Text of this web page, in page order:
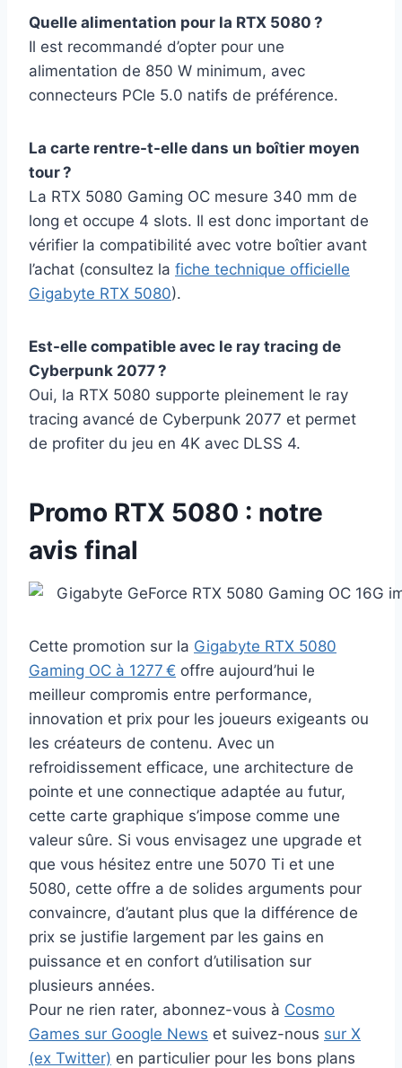
Quelle alimentation pour la RTX 5080 ?
Il est recommandé d’opter pour une
alimentation de 850 W minimum, avec
connecteurs PCIe 5.0 natifs de préférence.
La carte rentre-t-elle dans un boîtier moyen
tour ?
La RTX 5080 Gaming OC mesure 340 mm de
long et occupe 4 slots. Il est donc important de
vérifier la compatibilité avec votre boîtier avant
l’achat (consultez la fiche technique officielle
Gigabyte RTX 5080).
Est-elle compatible avec le ray tracing de
Cyberpunk 2077 ?
Oui, la RTX 5080 supporte pleinement le ray
tracing avancé de Cyberpunk 2077 et permet
de profiter du jeu en 4K avec DLSS 4.
Promo RTX 5080 : notre
avis final
Cette promotion sur la Gigabyte RTX 5080
Gaming OC à 1277 € offre aujourd’hui le
meilleur compromis entre performance,
innovation et prix pour les joueurs exigeants ou
les créateurs de contenu. Avec un
refroidissement efficace, une architecture de
pointe et une connectique adaptée au futur,
cette carte graphique s’impose comme une
valeur sûre. Si vous envisagez une upgrade et
que vous hésitez entre une 5070 Ti et une
5080, cette offre a de solides arguments pour
convaincre, d’autant plus que la différence de
prix se justifie largement par les gains en
puissance et en confort d’utilisation sur
plusieurs années.
Pour ne rien rater, abonnez-vous à Cosmo
Games sur Google News et suivez-nous sur X
(ex Twitter) en particulier pour les bons plans